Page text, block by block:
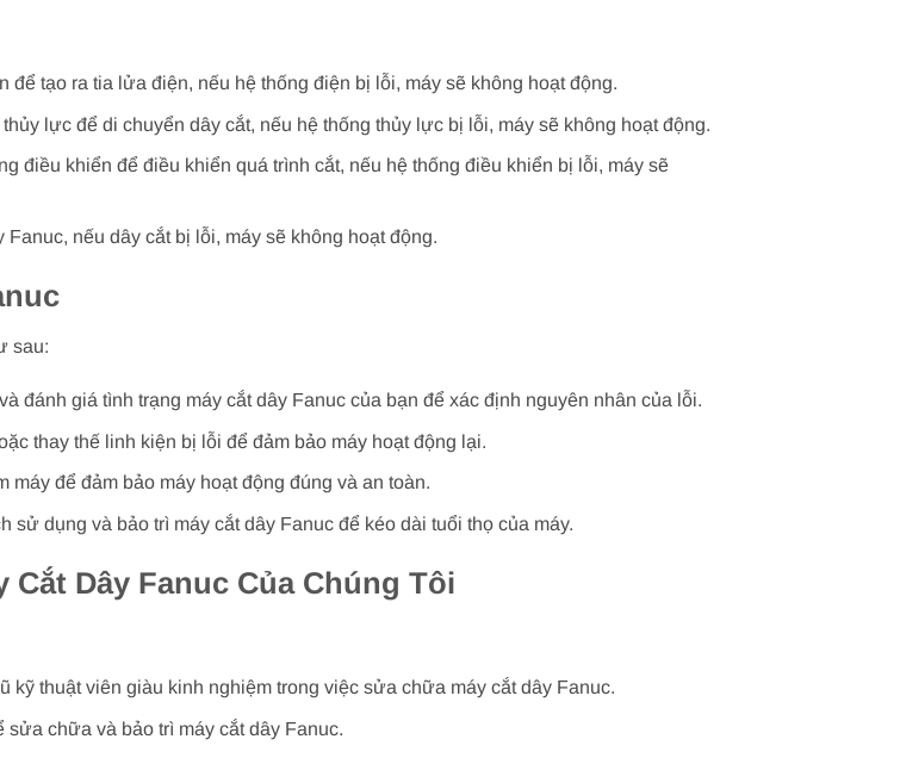
tạo ra tia lửa điện, nếu hệ thống điện bị lỗi, máy sẽ không hoạt động.
lực để di chuyển dây cắt, nếu hệ thống thủy lực bị lỗi, máy sẽ không hoạt động.
điều khiển để điều khiển quá trình cắt, nếu hệ thống điều khiển bị lỗi, máy sẽ
nếu dây cắt bị lỗi, máy sẽ không hoạt động.
sau:
đánh giá tình trạng máy cắt dây Fanuc của bạn để xác định nguyên nhân của lỗi.
thay thế linh kiện bị lỗi để đảm bảo máy hoạt động lại.
để đảm bảo máy hoạt động đúng và an toàn.
dụng và bảo trì máy cắt dây Fanuc để kéo dài tuổi thọ của máy.
Dây Fanuc Của Chúng Tôi
thuật viên giàu kinh nghiệm trong việc sửa chữa máy cắt dây Fanuc.
chữa và bảo trì máy cắt dây Fanuc.